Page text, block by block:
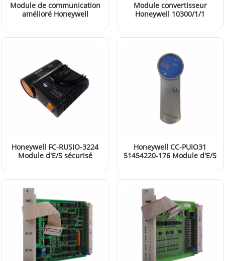
Module de communication
amélioré Honeywell
EN SAVOIR PLUS
Module convertisseur
Honeywell 10300/1/1
EN SAVOIR PLUS
Honeywell FC-RUSIO-3224
Module d'E/S sécurisé
EN SAVOIR PLUS
Honeywell CC-PUIO31
51454220-176 Module d'E/S
EN SAVOIR PLUS